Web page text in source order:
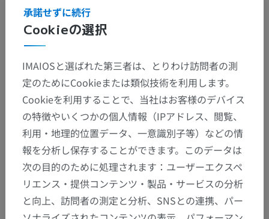
参考文献
Gray, H. (2016)Gray’s Anatomy: The Anatomical Basis of Clinical
Practice
. 41st edn. Edited by S. Standring. New York: Elsevier. Chapter
31: Oral Cavity, pp. 511-513.
Dotiwala AK, Samra NS. Anatomy, Head and Neck, Tongue. [Updated
2023 Aug 21]. In: StatPearls [Internet]. Treasure Island (FL): StatPearls
Publishing; 2025 Jan-. Available from:
https://www.ncbi.nlm.nih.gov/books/NBK507782/
ギャラリー
Cookieの選択
承諾せずに続行
IMAIOSと選ばれた第三者は、とりわけ訪問者の測
定のためにCookieまたは類似技術を利用します。
Cookieを利用することで、当社はお客様のデバイス
の特徴やいくつかの個人情報（IPアドレス、閲覧、
利用・地理的位置データ、一意識別子等）などの情
報を分析し保存することができます。このデータは
次の目的のために処理されます：ユーザーエクスペ
リエンス・提供コンテンツ・製品・サービスの分析
と向上、訪問者の測定と分析、SNSとの連携、パー